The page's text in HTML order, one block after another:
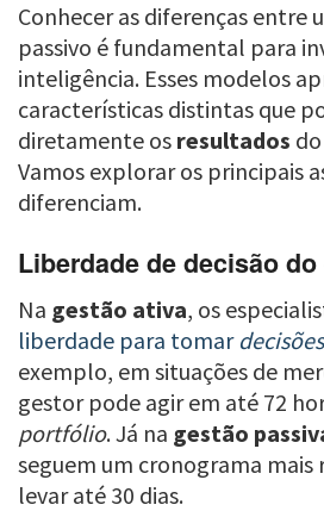
Conhecer as diferenças entre
passivo é fundamental para
inteligência. Esses modelos
características distintas que
diretamente os resultados
Vamos explorar os principais
diferenciam.
Liberdade de decisão
Na gestão ativa, os
liberdade para tomar decisões
exemplo, em situações de
gestor pode agir em até 72
portfólio. Já na gestão
seguem um cronograma
levar até 30 dias.